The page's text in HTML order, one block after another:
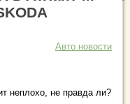
Авто новости
неплохо, не правда ли?